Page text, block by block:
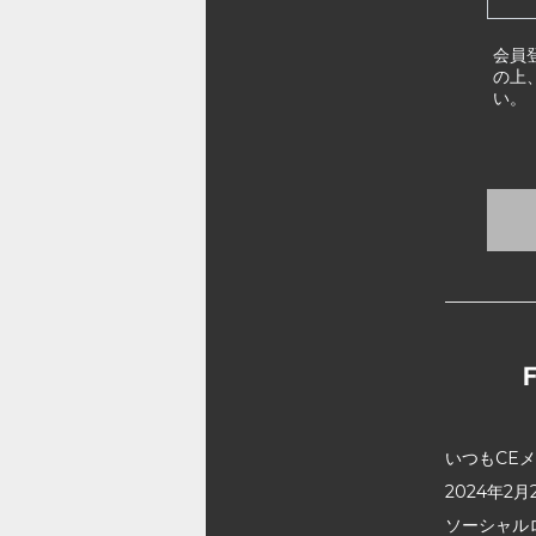
会員
の上
い。
いつもCE
2024年2月
ソーシャ